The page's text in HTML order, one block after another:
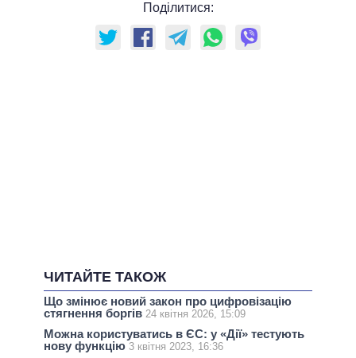
Поділитися:
ЧИТАЙТЕ ТАКОЖ
Що змінює новий закон про цифровізацію
стягнення боргів 24 квітня 2026, 15:09
Можна користуватись в ЄС: у «Дії» тестують
нову функцію 3 квітня 2023, 16:36